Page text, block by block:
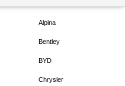
Alpina
Bentley
BYD
Chrysler